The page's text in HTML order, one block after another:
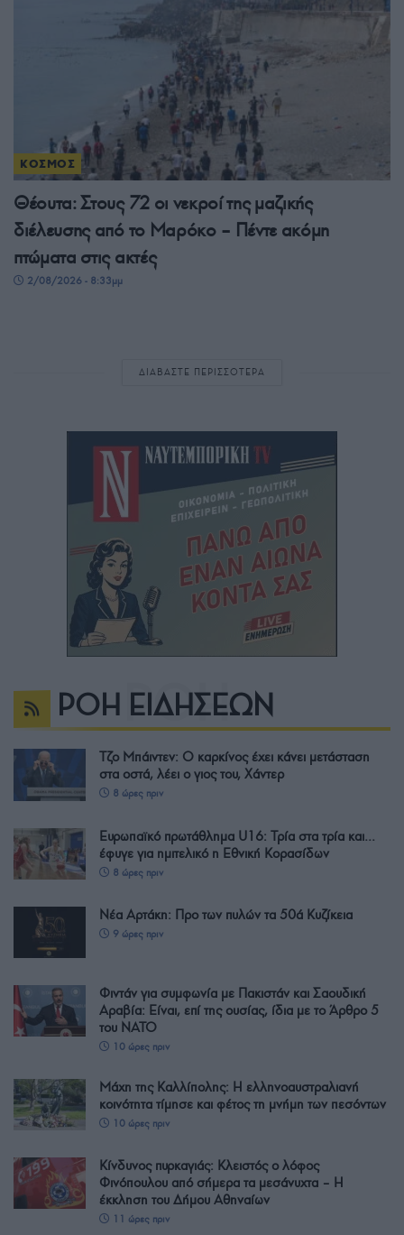
ΚΟΣΜΟΣ
Θέουτα: Στους 72 οι νεκροί της μαζικής
διέλευσης από το Μαρόκο – Πέντε ακόμη
πτώματα στις ακτές
2/08/2026 - 8:33μμ
ΔΙΑΒΑΣΤΕ ΠΕΡΙΣΣΟΤΕΡΑ
ΡΟΗ ΕΙΔΗΣΕΩΝ
Τζο Μπάιντεν: Ο καρκίνος έχει κάνει μετάσταση
στα οστά, λέει ο γιος του, Χάντερ
8 ώρες πριν
Ευρωπαϊκό πρωτάθλημα U16: Τρία στα τρία και…
έφυγε για ημιτελικό η Εθνική Κορασίδων
8 ώρες πριν
Νέα Αρτάκη: Προ των πυλών τα 50ά Κυζίκεια
9 ώρες πριν
Φιντάν για συμφωνία με Πακιστάν και Σαουδική
Αραβία: Είναι, επί της ουσίας, ίδια με το Άρθρο 5
του ΝΑΤΟ
10 ώρες πριν
Μάχη της Καλλίπολης: Η ελληνοαυστραλιανή
κοινότητα τίμησε και φέτος τη μνήμη των πεσόντων
10 ώρες πριν
Κίνδυνος πυρκαγιάς: Κλειστός ο λόφος
Φινόπουλου από σήμερα τα μεσάνυχτα – Η
έκκληση του Δήμου Αθηναίων
11 ώρες πριν